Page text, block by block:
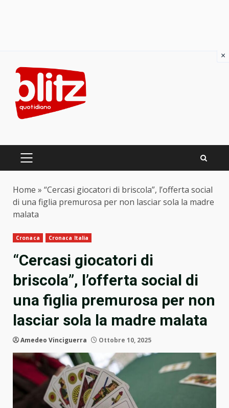
content
PRIMARY
Home » “Cercasi giocatori di briscola”, l’offerta social
di una figlia premurosa per non lasciar sola la madre
malata
Cronaca Cronaca Italia
“Cercasi giocatori di
briscola”, l’offerta social di
una figlia premurosa per non
lasciar sola la madre malata
Amedeo Vinciguerra Ottobre 10, 2025
×